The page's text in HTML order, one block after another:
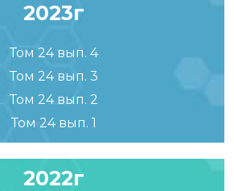
2023г
Том 24 вып. 4
Том 24 вып. 3
Том 24 вып. 2
Том 24 вып. 1
2022г